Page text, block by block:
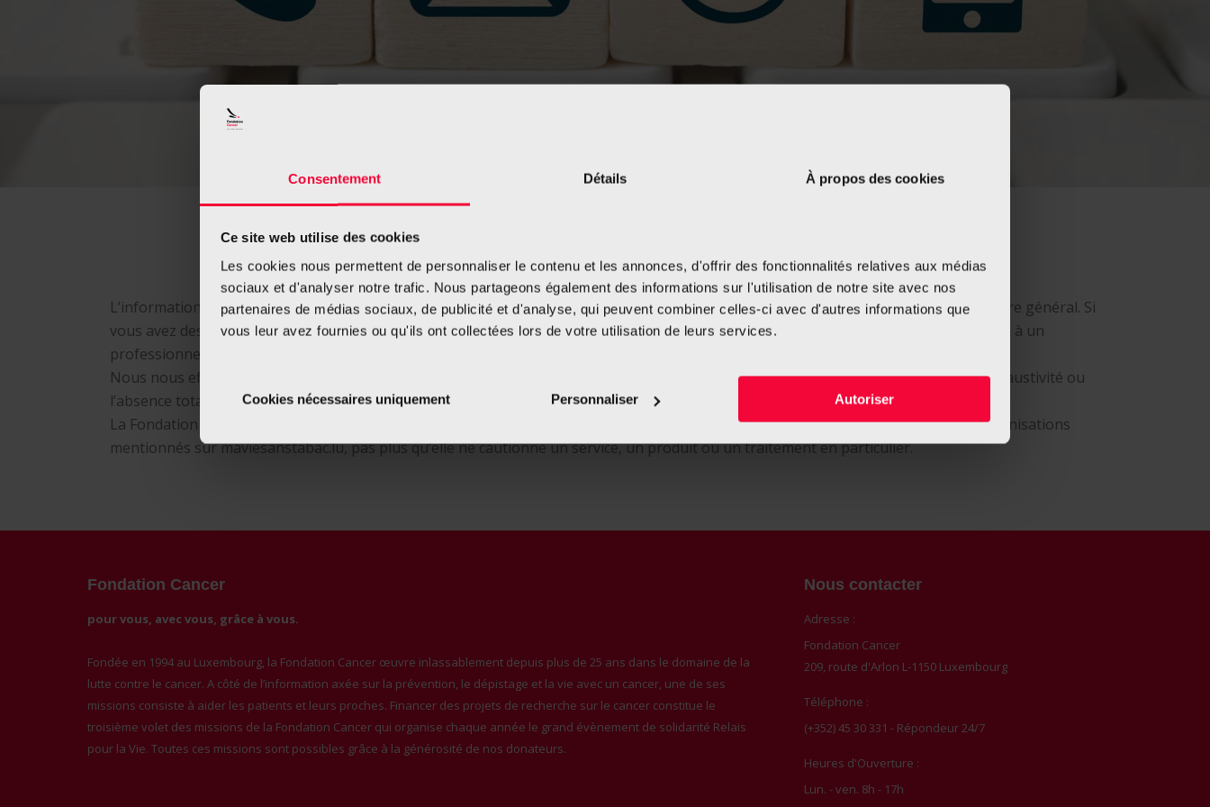
Consentement Détails À propos des cookies
Ce site web utilise des cookies
Les cookies nous permettent de personnaliser le contenu et les annonces, d'offrir des fonctionnalités relatives aux médias
sociaux et d'analyser notre trafic. Nous partageons également des informations sur l'utilisation de notre site avec nos
partenaires de médias sociaux, de publicité et d'analyse, qui peuvent combiner celles-ci avec d'autres informations que
vous leur avez fournies ou qu'ils ont collectées lors de votre utilisation de leurs services.
Cookies nécessaires uniquement Personnaliser Autoriser
Non responsabilité médicale
L’information fournie par la Fondation Cancer ne saurait remplacer une consultation ou un avis médical. Nos informations sont d’ordre général. Si
vous avez des questions concernant votre état de santé personnel ou si vous voulez prendre une décision d’ordre médicale, parlez-en à un
professionnel de santé qualifié.
Nous nous efforçons pour que les renseignements diffusés soient toujours exacts et fiables, mais nous ne pouvons en garantir l’exhaustivité ou
l’absence totale d’erreur.
La Fondation Cancer n’assume aucune responsabilité quant à la qualité des renseignements ou des services offerts par d’autres organisations
mentionnés sur maviesanstabac.lu, pas plus qu’elle ne cautionne un service, un produit ou un traitement en particulier.
Fondation Cancer
pour vous, avec vous, grâce à vous.
Fondée en 1994 au Luxembourg, la Fondation Cancer œuvre inlassablement depuis plus de 25 ans dans le domaine de la
lutte contre le cancer. A côté de l’information axée sur la prévention, le dépistage et la vie avec un cancer, une de ses
missions consiste à aider les patients et leurs proches. Financer des projets de recherche sur le cancer constitue le
troisième volet des missions de la Fondation Cancer qui organise chaque année le grand évènement de solidarité Relais
pour la Vie. Toutes ces missions sont possibles grâce à la générosité de nos donateurs.
Nous contacter
Adresse :
Fondation Cancer
209, route d'Arlon L-1150 Luxembourg
Téléphone :
(+352) 45 30 331 - Répondeur 24/7
Heures d'Ouverture :
Lun. - ven. 8h - 17h